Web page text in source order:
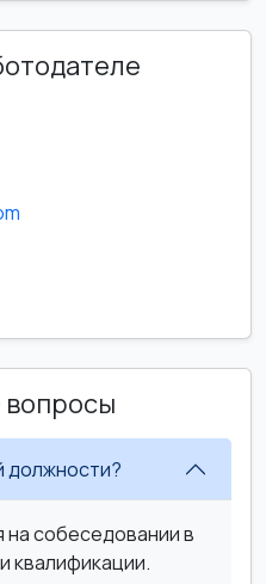
вопросы
должности?
собеседовании в
квалификации.